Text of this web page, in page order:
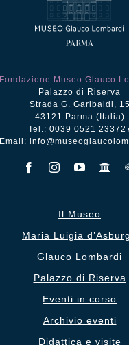
Fondazione Museo Glauco
Palazzo di Riserva
Strada G. Garibaldi, 15
43121 Parma (Italia)
Tel.: 0039 0521
Email:
Il Museo
Maria Luigia
Glauco Lombardi
Palazzo di Riserva
Eventi in corso
Archivio eventi
Didattica e visite